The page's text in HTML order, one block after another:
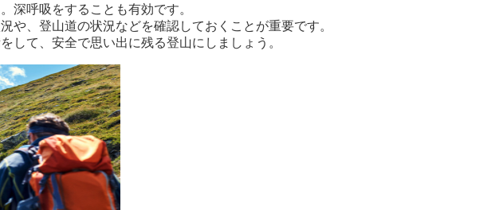
深呼吸をすることも有効です。
や、登山道の状況などを確認しておくことが重要です。
して、安全で思い出に残る登山にしましょう。